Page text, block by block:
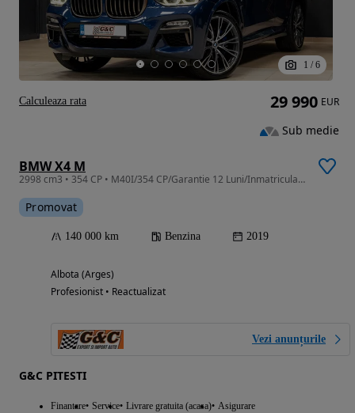
1 / 6
BMW X4 M
2998 cm3 • 354 CP • M40I/354 CP/Garantie 12 Luni/Inmatriculat RO/FARURI LED
Promovat
140 000 km Benzina 2019
Albota (Arges)
Profesionist • Reactualizat
Vezi anunțurile
G&C PITESTI
Finantare Service Livrare gratuita (acasa) Asigurare
29 990 EUR
Sub medie
Calculeaza rata